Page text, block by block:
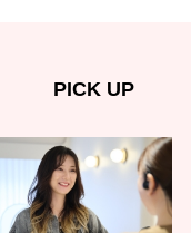
PICK UP